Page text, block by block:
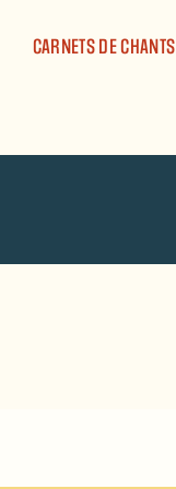
CARNETS DE CHANTS